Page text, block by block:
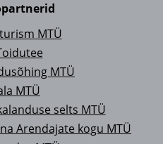
MTÜ
MTÜ
MTÜ
selts MTÜ
Arendajate kogu MTÜ